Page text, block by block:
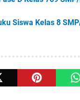
Siswa Kelas 8